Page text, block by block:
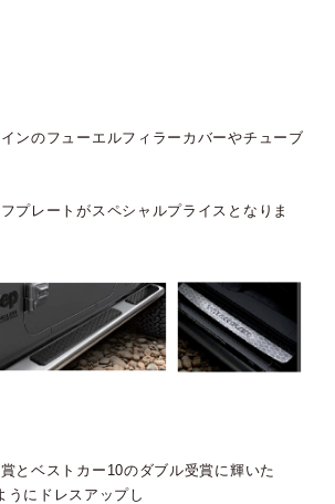
ンのフューエルフィラーカバーやチューブ
プレートがスペシャルプライスとなりま
とベストカー10のダブル受賞に輝いた
にドレスアップし